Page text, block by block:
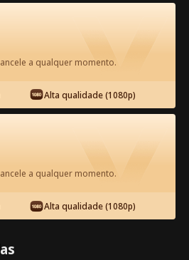
o General
seu Erro! Filme
Todos os episódios
18 19
a qualquer momento.
Alta qualidade (1080p)
a qualquer momento.
Alta qualidade (1080p)